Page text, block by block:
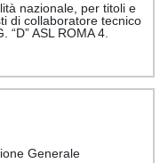
nazionale, per titoli e
di collaboratore tecnico
“D” ASL ROMA 4.
Generale